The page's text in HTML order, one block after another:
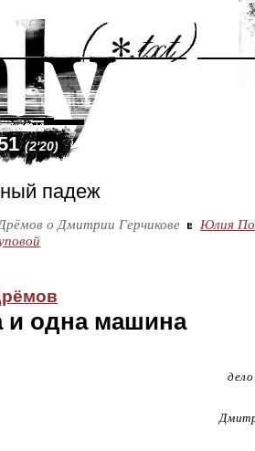
(2'20)
падеж
о Дмитрии Герчикове
Юлия
и одна машина